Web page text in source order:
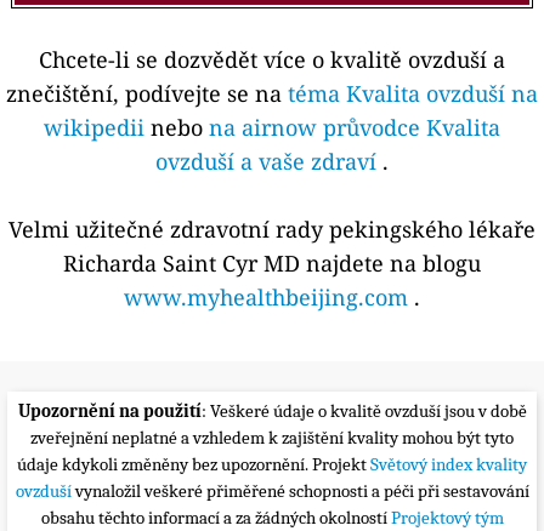
Chcete-li se dozvědět více o kvalitě ovzduší a
znečištění, podívejte se na téma Kvalita ovzduší na
wikipedii nebo na airnow průvodce Kvalita
ovzduší a vaše zdraví .
Velmi užitečné zdravotní rady pekingského lékaře
Richarda Saint Cyr MD najdete na blogu
www.myhealthbeijing.com .
Upozornění na použití: Veškeré údaje o kvalitě ovzduší jsou v době
zveřejnění neplatné a vzhledem k zajištění kvality mohou být tyto
údaje kdykoli změněny bez upozornění. ProjektSvětový index kvality
ovzdušívynaložil veškeré přiměřené schopnosti a péči při sestavování
obsahu těchto informací a za žádných okolnostíProjektový tým